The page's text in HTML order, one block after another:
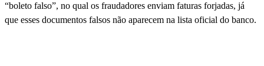
“boleto falso”, no qual os fraudadores enviam faturas forjadas, já
que esses documentos falsos não aparecem na lista oficial do banco.